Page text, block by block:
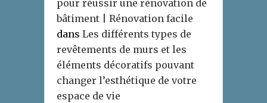
pour réussir une rénovation de
bâtiment | Rénovation facile
dans Les différents types de
revêtements de murs et les
éléments décoratifs pouvant
changer l’esthétique de votre
espace de vie